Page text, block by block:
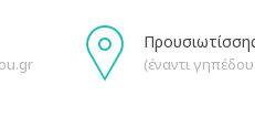
(έναντι